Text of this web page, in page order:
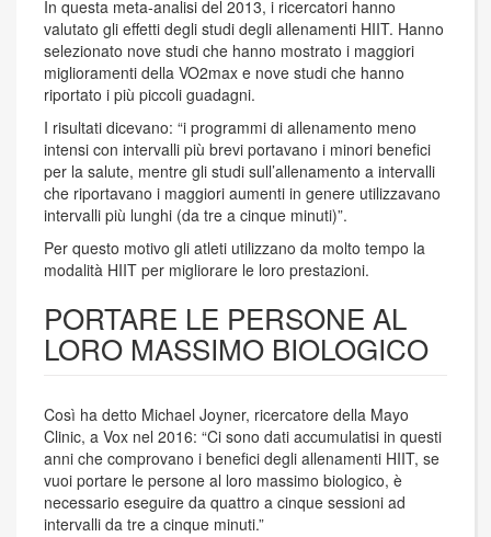
In questa meta-analisi del 2013, i ricercatori hanno
valutato gli effetti degli studi degli allenamenti HIIT. Hanno
selezionato nove studi che hanno mostrato i maggiori
miglioramenti della VO2max e nove studi che hanno
riportato i più piccoli guadagni.
I risultati dicevano: “i programmi di allenamento meno
intensi con intervalli più brevi portavano i minori benefici
per la salute, mentre gli studi sull’allenamento a intervalli
che riportavano i maggiori aumenti in genere utilizzavano
intervalli più lunghi (da tre a cinque minuti)”.
Per questo motivo gli atleti utilizzano da molto tempo la
modalità HIIT per migliorare le loro prestazioni.
PORTARE LE PERSONE AL
LORO MASSIMO BIOLOGICO
Così ha detto Michael Joyner, ricercatore della Mayo
Clinic, a Vox nel 2016: “Ci sono dati accumulatisi in questi
anni che comprovano i benefici degli allenamenti HIIT, se
vuoi portare le persone al loro massimo biologico, è
necessario eseguire da quattro a cinque sessioni ad
intervalli da tre a cinque minuti.”